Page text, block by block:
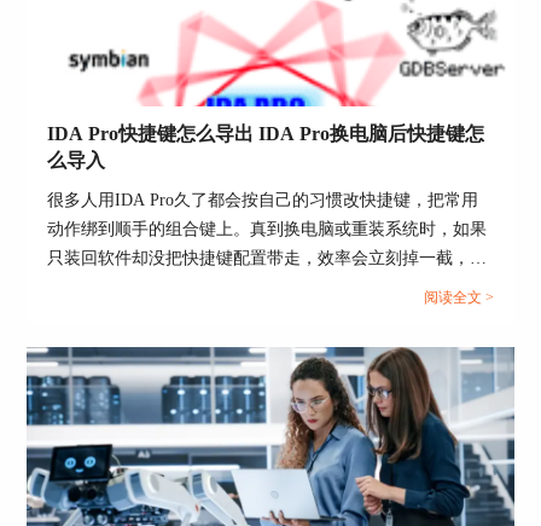
IDA Pro快捷键怎么导出 IDA Pro换电脑后快捷键怎
么导入
很多人用IDA Pro久了都会按自己的习惯改快捷键，把常用
动作绑到顺手的组合键上。真到换电脑或重装系统时，如果
只装回软件却没把快捷键配置带走，效率会立刻掉一截，连
排查样本时的节奏都会被打断。更麻烦的是团队里有人改了
路很简单，把快捷键当成一份可迁移的配置文件来管理，导
出其实就是把这份文件备份好，导入就是放回正确目录并验
证生效。...
阅读全文 >